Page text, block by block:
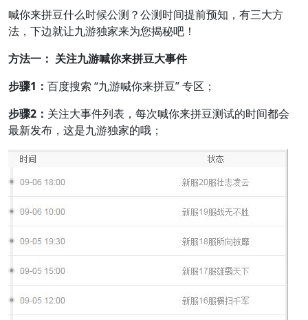
喊你来拼豆什么时候公测？公测时间提前预知，有三大方
法，下边就让九游独家来为您揭秘吧！
方法一： 关注九游喊你来拼豆大事件
步骤1： 百度搜索 “九游喊你来拼豆” 专区；
步骤2： 关注大事件列表，每次喊你来拼豆测试的时间都会
最新发布，这是九游独家的哦；